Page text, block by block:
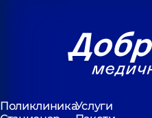
ПоликлиникаУслуги